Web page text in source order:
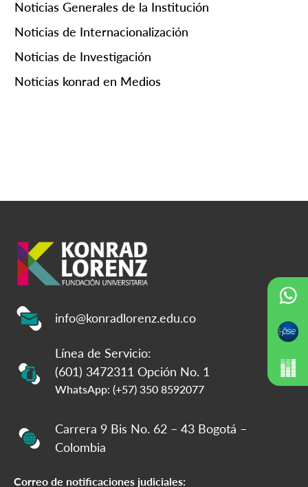
Noticias Generales de la Institución
Noticias de Internacionalización
Noticias de Investigación
Noticias konrad en Medios
info@konradlorenz.edu.co
Línea de Servicio:
(601) 3472311 Opción No. 1
WhatsApp: (+57) 350 8592077
Carrera 9 Bis No. 62 – 43 Bogotá –
Colombia
Correo de notificaciones judiciales: